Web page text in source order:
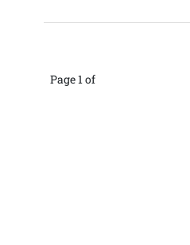
Page 1 of